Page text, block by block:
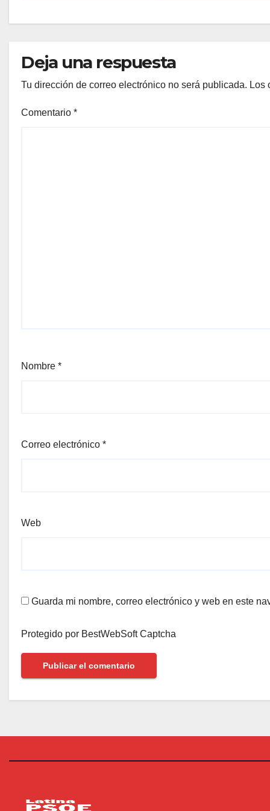
Deja una respuesta
Tu dirección de correo electrónico no será publicada. Los
Comentario *
Nombre *
Correo electrónico *
Web
Guarda mi nombre, correo electrónico y web en este
Protegido por BestWebSoft Captcha